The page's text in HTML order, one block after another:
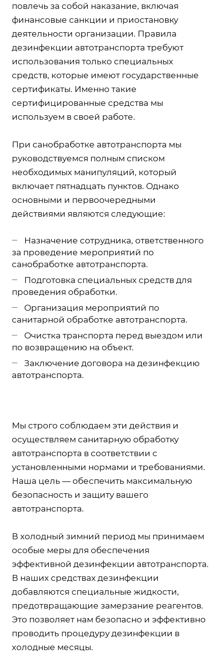
повлечь за собой наказание, включая
финансовые санкции и приостановку
деятельности организации. Правила
дезинфекции автотранспорта требуют
использования только специальных
средств, которые имеют государственные
сертификаты. Именно такие
сертифицированные средства мы
используем в своей работе.
При санобработке автотранспорта мы
руководствуемся полным списком
необходимых манипуляций, который
включает пятнадцать пунктов. Однако
основными и первоочередными
действиями являются следующие:
Назначение сотрудника, ответственного
за проведение мероприятий по
санобработке автотранспорта.
Подготовка специальных средств для
проведения обработки.
Организация мероприятий по
санитарной обработке автотранспорта.
Очистка транспорта перед выездом или
по возвращению на объект.
Заключение договора на дезинфекцию
автотранспорта.
Мы строго соблюдаем эти действия и
осуществляем санитарную обработку
автотранспорта в соответствии с
установленными нормами и требованиями.
Наша цель — обеспечить максимальную
безопасность и защиту вашего
автотранспорта.
В холодный зимний период мы принимаем
особые меры для обеспечения
эффективной дезинфекции автотранспорта.
В наших средствах дезинфекции
добавляются специальные жидкости,
предотвращающие замерзание реагентов.
Это позволяет нам безопасно и эффективно
проводить процедуру дезинфекции в
холодные месяцы.